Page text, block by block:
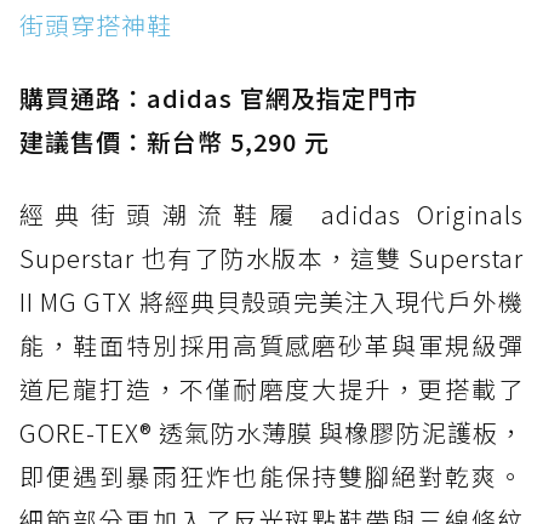
防水鞋推薦 2. New Balance Hierro v9 GORE-
防水鞋推薦 3. Nike Dunk Low GORE-TEX：
經典 Dunk 輪廓加上防水科技，雨天穿搭帥度不
打折
防水鞋推薦 4. ASICS TRABUCO 14 GTX：搭
載 GORE-TEX 隱形貼合科技，全方位防水神鞋
防水鞋推薦 5. Salomon XT-6 GORE-TEX：潮
人必備山系鞋王！防滑、防水與街頭顏值一次攻
頂
防水鞋推薦 6. HOKA Stinson Evo GTX：越野
復刻厚底，GORE-TEX 防水與增高神器一次滿
街頭穿搭神鞋
購買通路：adidas 官網及指定門市
建議售價：新台幣 5,290 元
經典街頭潮流鞋履 adidas Originals
Superstar 也有了防水版本，這雙 Superstar
II MG GTX 將經典貝殼頭完美注入現代戶外機
能，鞋面特別採用高質感磨砂革與軍規級彈
道尼龍打造，不僅耐磨度大提升，更搭載了
GORE-TEX® 透氣防水薄膜 與橡膠防泥護板，
即便遇到暴雨狂炸也能保持雙腳絕對乾爽。